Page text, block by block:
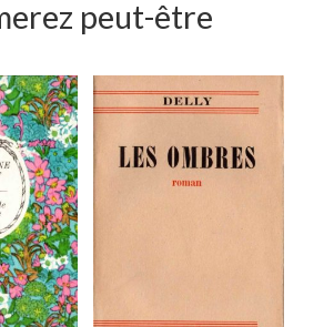
peut-être